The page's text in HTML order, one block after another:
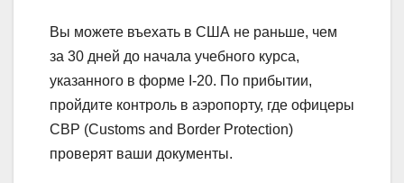
Вы можете въехать в США не раньше, чем
за 30 дней до начала учебного курса,
указанного в форме I-20. По прибытии,
пройдите контроль в аэропорту, где офицеры
CBP (Customs and Border Protection)
проверят ваши документы.